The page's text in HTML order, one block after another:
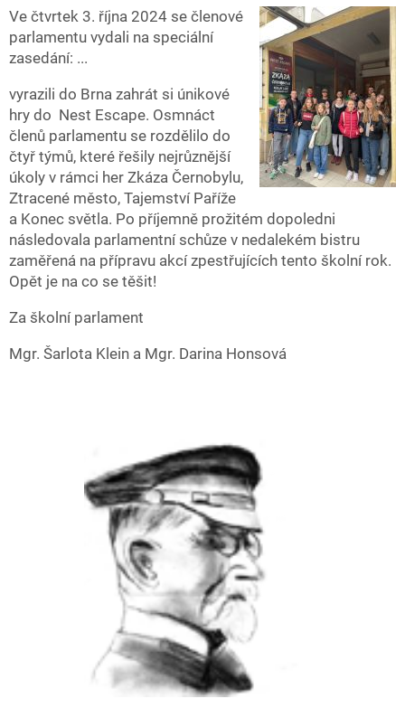
Ve čtvrtek 3. října 2024 se členové
parlamentu vydali na speciální
zasedání: ...
vyrazili do Brna zahrát si únikové
hry do Nest Escape. Osmnáct
členů parlamentu se rozdělilo do
čtyř týmů, které řešily nejrůznější
úkoly v rámci her Zkáza Černobylu,
Ztracené město, Tajemství Paříže
a Konec světla. Po příjemně prožitém dopoledni
následovala parlamentní schůze v nedalekém bistru
zaměřená na přípravu akcí zpestřujících tento školní rok.
Opět je na co se těšit!
Za školní parlament
Mgr. Šarlota Klein a Mgr. Darina Honsová